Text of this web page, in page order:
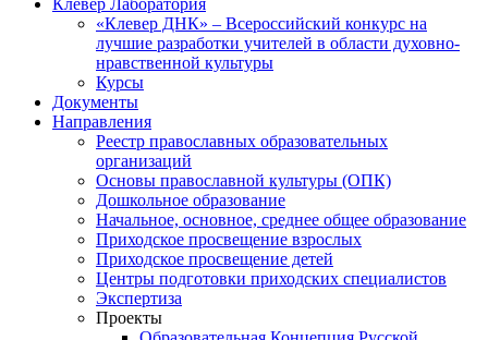
Клевер Лаборатория
«Клевер ДНК» – Всероссийский конкурс на
лучшие разработки учителей в области духовно-
нравственной культуры
Курсы
Документы
Направления
Реестр православных образовательных
организаций
Основы православной культуры (ОПК)
Дошкольное образование
Начальное, основное, среднее общее образование
Приходское просвещение взрослых
Приходское просвещение детей
Центры подготовки приходских специалистов
Экспертиза
Проекты